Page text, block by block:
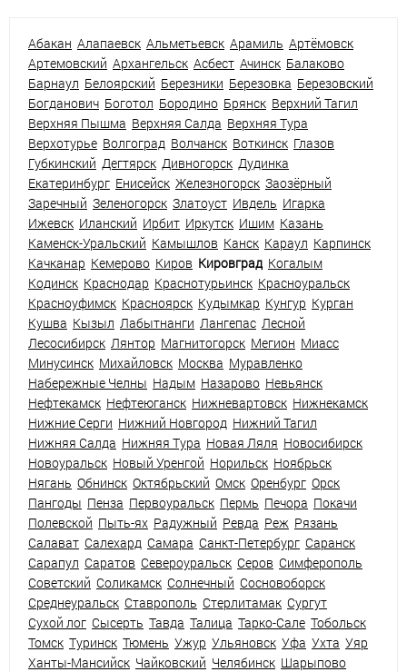
Абакан Алапаевск Альметьевск Арамиль Артёмовск
Артемовский Архангельск Асбест Ачинск Балаково
Барнаул Белоярский Березники Березовка Березовский
Богданович Боготол Бородино Брянск Верхний Тагил
Верхняя Пышма Верхняя Салда Верхняя Тура
Верхотурье Волгоград Волчанск Воткинск Глазов
Губкинский Дегтярск Дивногорск Дудинка
Екатеринбург Енисейск Железногорск Заозёрный
Заречный Зеленогорск Златоуст Ивдель Игарка
Ижевск Иланский Ирбит Иркутск Ишим Казань
Каменск-Уральский Камышлов Канск Караул Карпинск
Качканар Кемерово Киров Кировград Когалым
Кодинск Краснодар Краснотурьинск Красноуральск
Красноуфимск Красноярск Кудымкар Кунгур Курган
Кушва Кызыл Лабытнанги Лангепас Лесной
Лесосибирск Лянтор Магнитогорск Мегион Миасс
Минусинск Михайловск Москва Муравленко
Набережные Челны Надым Назарово Невьянск
Нефтекамск Нефтеюганск Нижневартовск Нижнекамск
Нижние Серги Нижний Новгород Нижний Тагил
Нижняя Салда Нижняя Тура Новая Ляля Новосибирск
Новоуральск Новый Уренгой Норильск Ноябрьск
Нягань Обнинск Октябрьский Омск Оренбург Орск
Пангоды Пенза Первоуральск Пермь Печора Покачи
Полевской Пыть-ях Радужный Ревда Реж Рязань
Салават Салехард Самара Санкт-Петербург Саранск
Сарапул Саратов Североуральск Серов Симферополь
Советский Соликамск Солнечный Сосновоборск
Среднеуральск Ставрополь Стерлитамак Сургут
Сухой лог Сысерть Тавда Талица Тарко-Сале Тобольск
Томск Туринск Тюмень Ужур Ульяновск Уфа Ухта Уяр
Ханты-Мансийск Чайковский Челябинск Шарыпово